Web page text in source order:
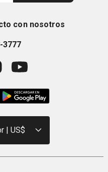
con nosotros
3777
| US$